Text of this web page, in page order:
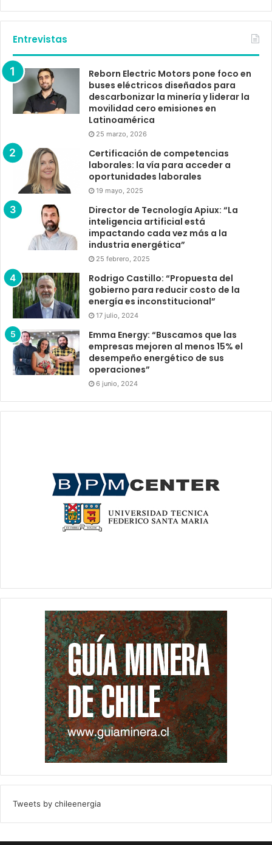
Entrevistas
Reborn Electric Motors pone foco en
buses eléctricos diseñados para
descarbonizar la minería y liderar la
movilidad cero emisiones en
Latinoamérica
25 marzo, 2026
Certificación de competencias
laborales: la vía para acceder a
oportunidades laborales
19 mayo, 2025
Director de Tecnología Apiux: “La
inteligencia artificial está
impactando cada vez más a la
industria energética”
25 febrero, 2025
Rodrigo Castillo: “Propuesta del
gobierno para reducir costo de la
energía es inconstitucional”
17 julio, 2024
Emma Energy: “Buscamos que las
empresas mejoren al menos 15% el
desempeño energético de sus
operaciones”
6 junio, 2024
Tweets by chileenergia